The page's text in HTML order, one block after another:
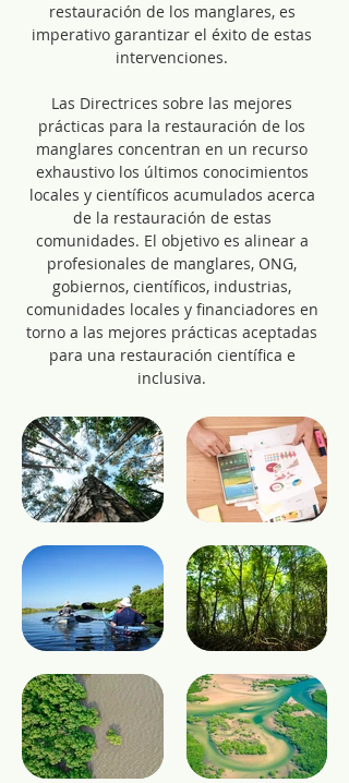
restauración de los manglares, es
imperativo garantizar el éxito de estas
intervenciones.
Las Directrices sobre las mejores
prácticas para la restauración de los
manglares concentran en un recurso
exhaustivo los últimos conocimientos
locales y científicos acumulados acerca
de la restauración de estas
comunidades. El objetivo es alinear a
profesionales de manglares, ONG,
gobiernos, científicos, industrias,
comunidades locales y financiadores en
torno a las mejores prácticas aceptadas
para una restauración científica e
inclusiva.